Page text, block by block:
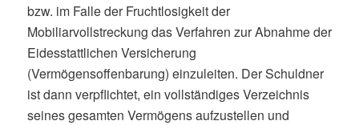
bzw. im Falle der Fruchtlosigkeit der
Mobiliarvollstreckung das Verfahren zur Abnahme der
Eidesstattlichen Versicherung
(Vermögensoffenbarung) einzuleiten. Der Schuldner
ist dann verpflichtet, ein vollständiges Verzeichnis
seines gesamten Vermögens aufzustellen und